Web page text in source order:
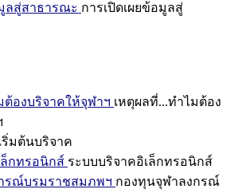
ลสู่สาธารณะ การเปิดเผยข้อมูลสู่
ต้องบริจาคให้จุฬาฯ เหตุผลที่...ทำไมต้อง
ริ่มต้นบริจาค
ล็กทรอนิกส์ ระบบบริจาคอิเล็กทรอนิกส์
รณ์บรมราชสมภพฯ กองทุนจุฬาลงกรณ์